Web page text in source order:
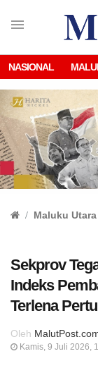
NASIONAL
Maluku Utara
Sekprov
Indeks
Terlena
Oleh
Kamis, 9 Juli 2026,